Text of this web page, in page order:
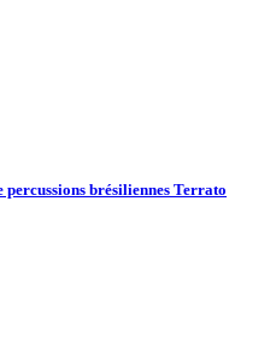
percussions brésiliennes Terrato